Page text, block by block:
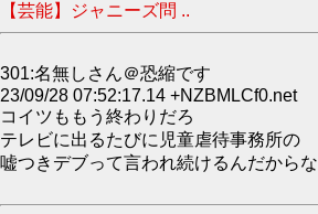
【芸能】ジャニーズ問 ..
301:名無しさん＠恐縮です
23/09/28 07:52:17.14 +NZBMLCf0.net
コイツももう終わりだろ
テレビに出るたびに児童虐待事務所の
嘘つきデブって言われ続けるんだからな